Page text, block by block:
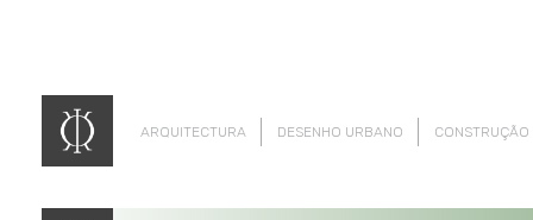
ARQUITECTURA DESENHO URBANO CONSTRUÇÃO